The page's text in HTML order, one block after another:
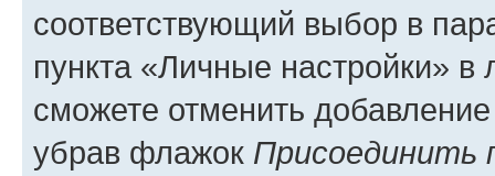
соответствующий выбор в
пункта «Личные настройки»
сможете отменить
убрав флажок Присоединить